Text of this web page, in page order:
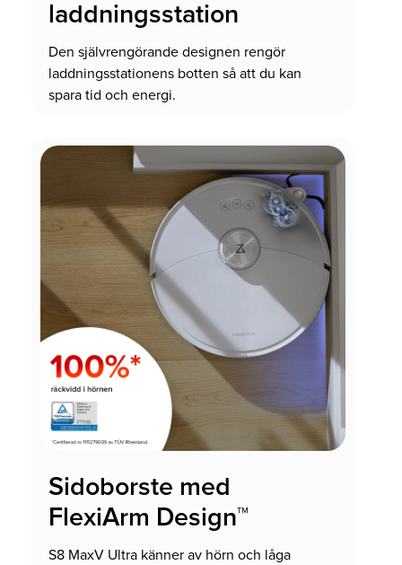
laddningsstation
Den självrengörande designen rengör
laddningsstationens botten så att du kan
spara tid och energi.
Sidoborste med
FlexiArm Design™
S8 MaxV Ultra känner av hörn och låga